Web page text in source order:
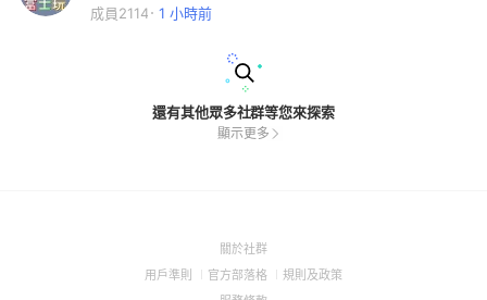
成員2114
1 小時前
還有其他眾多社群等您來探索
顯示更多
關於社群(Open
用戶準則
(Open
官方部落格
(Open
規則及政策(Open